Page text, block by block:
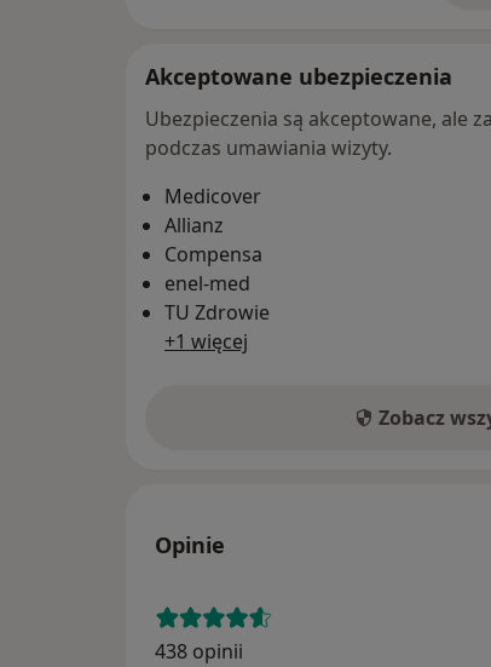
Akceptowane ubezpieczenia
Ubezpieczenia są akceptowane, ale
podczas umawiania wizyty.
Medicover
Allianz
Compensa
enel-med
TU Zdrowie
+1 więcej
Zobacz
Opinie
438 opinii